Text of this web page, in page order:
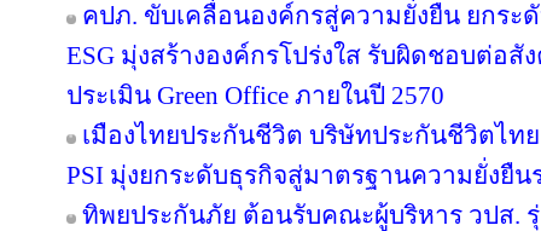
คปภ. ขับเคลื่อนองค์กรสู่ความยั่งยืน ยกระ
ESG มุ่งสร้างองค์กรโปร่งใส รับผิดชอบต่อ
ประเมิน Green Office ภายในปี 2570
เมืองไทยประกันชีวิต บริษัทประกันชีวิตไท
PSI มุ่งยกระดับธุรกิจสู่มาตรฐานความยั่งยืน
ทิพยประกันภัย ต้อนรับคณะผู้บริหาร วปส.